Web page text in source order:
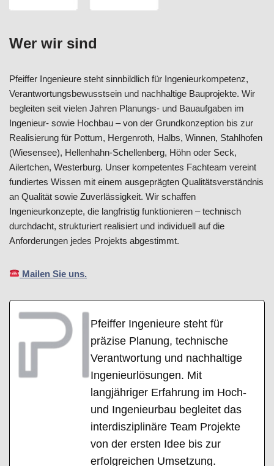
Wer wir sind
Pfeiffer Ingenieure steht sinnbildlich für Ingenieurkompetenz,
Verantwortungsbewusstsein und nachhaltige Bauprojekte. Wir
begleiten seit vielen Jahren Planungs- und Bauaufgaben im
Ingenieur- sowie Hochbau – von der Grundkonzeption bis zur
Realisierung für Pottum, Hergenroth, Halbs, Winnen, Stahlhofen
(Wiesensee), Hellenhahn-Schellenberg, Höhn oder Seck,
Ailertchen, Westerburg. Unser kompetentes Fachteam vereint
fundiertes Wissen mit einem ausgeprägten Qualitätsverständnis
an Qualität sowie Zuverlässigkeit. Wir schaffen
Ingenieurkonzepte, die langfristig funktionieren – technisch
durchdacht, strukturiert realisiert und individuell auf die
Anforderungen jedes Projekts abgestimmt.
Mailen Sie uns.
Pfeiffer Ingenieure steht für
präzise Planung, technische
Verantwortung und nachhaltige
Ingenieurlösungen. Mit
langjähriger Erfahrung im Hoch-
und Ingenieurbau begleitet das
interdisziplinäre Team Projekte
von der ersten Idee bis zur
erfolgreichen Umsetzung.